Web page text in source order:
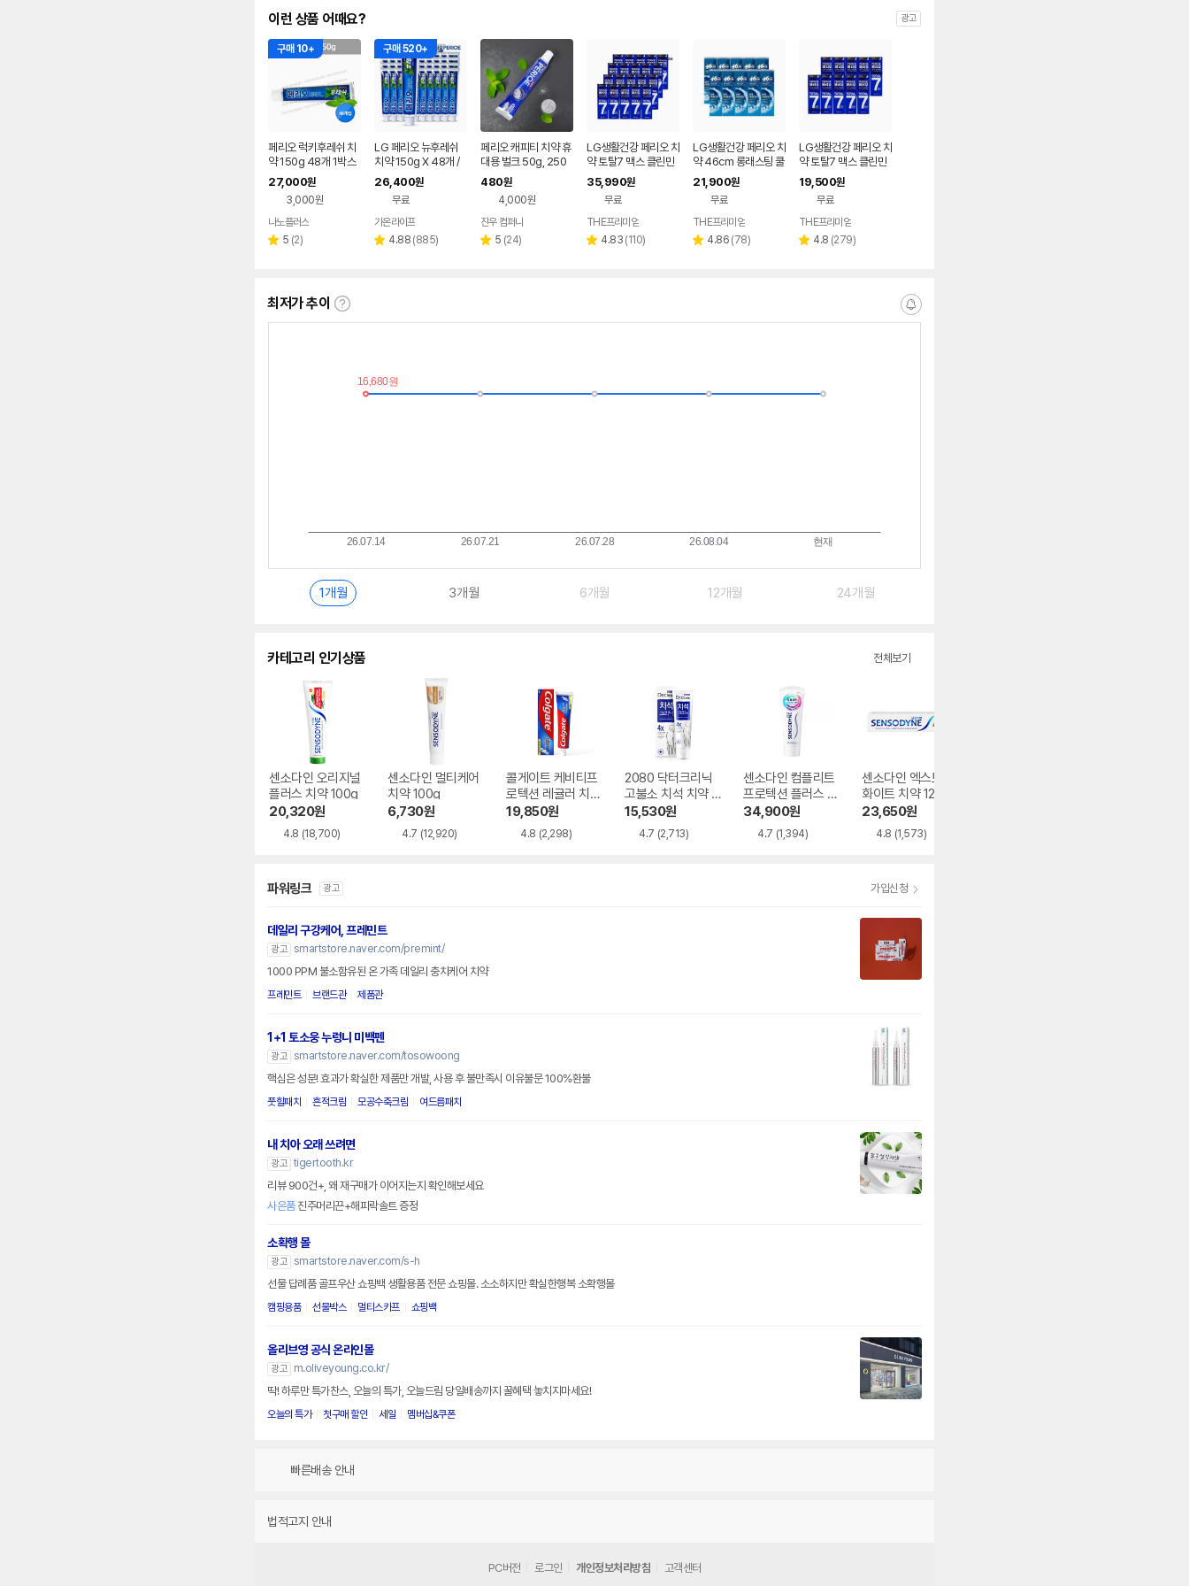
이런 상품 어때요? 광고
구매 10+
페리오 럭키후레쉬 치
약 150g 48개 1박스
27,000원
3,000원
나노플러스
별 5 리
(2)
구매 520+
LG 페리오 뉴후레쉬
치약 150g X 48개 /
업소용 치약
26,400원
무료
가온라이프
별 4.88 리
(885)
페리오 캐피티 치약 휴
대용 벌크 50g, 250
개
480원
4,000원
진우 컴퍼니
별 5 리
(24)
LG생활건강 페리오 치
약 토탈7 맥스 클린민
트 120g 20개
35,990원
무료
THE프리미엄
별 4.83 리
(110)
LG생활건강 페리오 치
약 46cm 롱래스팅 쿨
허브민트 100gX10개
21,900원
무료
THE프리미엄
별 4.86 리
(78)
LG생활건강 페리오 치
약 토탈7 맥스 클린민
트 120g 10개
19,500원
무료
THE프리미엄
별 4.8 리
(279)
최저가 추이
최
알
1개월 3개월 6개월 12개월 24개월
카테고리 인기상품 전체보기
센소다인 오리지널
플러스 치약 100g
20,320원
4.8 (18,700)
센소다인 멀티케어
치약 100g
6,730원
4.7 (12,920)
콜게이트 케비티프
로텍션 레귤러 치약
250g
19,850원
4.8 (2,298)
2080 닥터크리닉
고불소 치석 치약 1
40g
15,530원
4.7 (2,713)
센소다인 컴플리트
프로텍션 플러스 치
약 100g
34,900원
4.7 (1,394)
센소다인 엑스트라
화이트 치약 120g
23,650원
4.8 (1,573)
파워링크 광고 가입신청
데일리 구강케어, 프레민트
광고 smartstore.naver.com/premint/
1000 PPM 불소함유된 온 가족 데일리 충치케어 치약
프레민트 브랜드관 제품관
1+1 토소웅 누렁니 미백펜
광고 smartstore.naver.com/tosowoong
핵심은 성분! 효과가 확실한 제품만 개발, 사용 후 불만족시 이유불문 100%환불
풋힐패치 흔적크림 모공수축크림 여드름패치
내 치아 오래 쓰려면
광고 tigertooth.kr
리뷰 900건+, 왜 재구매가 이어지는지 확인해보세요
사은품진주머리끈+해피락솔트 증정
소확행 몰
광고 smartstore.naver.com/s-h
선물 답례품 골프우산 쇼핑백 생활용품 전문 쇼핑몰. 소소하지만 확실한행복 소확행몰
캠핑용품 선물박스 멀티스카프 쇼핑백
올리브영 공식 온라인몰
광고
m.oliveyoung.co.kr/
딱! 하루만 특가찬스, 오늘의 특가, 오늘드림 당일배송까지 꿀혜택 놓치지마세요!
오늘의 특가 첫구매 할인 세일 멤버십&쿠폰
빠른배송 안내
법적고지 안내
PC버전 로그인 개인정보처리방침 고객센터